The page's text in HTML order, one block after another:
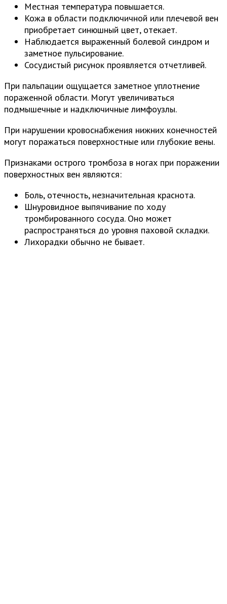
Местная температура повышается.
Кожа в области подключичной или плечевой вен
приобретает синюшный цвет, отекает.
Наблюдается выраженный болевой синдром и
заметное пульсирование.
Сосудистый рисунок проявляется отчетливей.
При пальпации ощущается заметное уплотнение
пораженной области. Могут увеличиваться
подмышечные и надключичные лимфоузлы.
При нарушении кровоснабжения нижних конечностей
могут поражаться поверхностные или глубокие вены.
Признаками острого тромбоза в ногах при поражении
поверхностных вен являются:
Боль, отечность, незначительная краснота.
Шнуровидное выпячивание по ходу
тромбированного сосуда. Оно может
распространяться до уровня паховой складки.
Лихорадки обычно не бывает.